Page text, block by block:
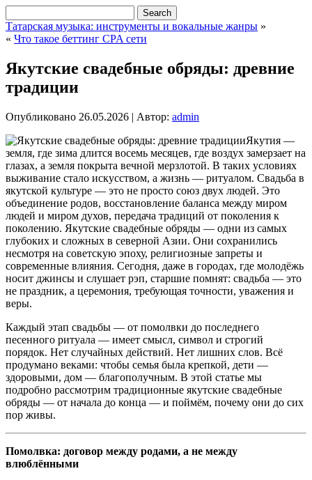
Татарская музыка: инструменты и вокальные жанры »
« Что такое беттинг CPA сети
Якутские свадебные обряды: древние
традиции
Опубликовано 26.05.2026 | Автор: admin
Якутия —
земля, где зима длится восемь месяцев, где воздух замерзает на
глазах, а земля покрыта вечной мерзлотой. В таких условиях
выживание стало искусством, а жизнь — ритуалом. Свадьба в
якутской культуре — это не просто союз двух людей. Это
объединение родов, восстановление баланса между миром
людей и миром духов, передача традиций от поколения к
поколению. Якутские свадебные обряды — одни из самых
глубоких и сложных в северной Азии. Они сохранились
несмотря на советскую эпоху, религиозные запреты и
современные влияния. Сегодня, даже в городах, где молодёжь
носит джинсы и слушает рэп, старшие помнят: свадьба — это
не праздник, а церемония, требующая точности, уважения и
веры.
Каждый этап свадьбы — от помолвки до последнего
песенного ритуала — имеет смысл, символ и строгий
порядок. Нет случайных действий. Нет лишних слов. Всё
продумано веками: чтобы семья была крепкой, дети —
здоровыми, дом — благополучным. В этой статье мы
подробно рассмотрим традиционные якутские свадебные
обряды — от начала до конца — и поймём, почему они до сих
пор живы.
Помолвка: договор между родами, а не между
влюблёнными